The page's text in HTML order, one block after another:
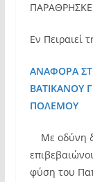
Εν Πειραιεί
ΑΝΑΦΟΡΑ
ΒΑΤΙΚΑΝΟΥ
ΠΟΛΕΜΟΥ
Με οδύνη
φύση του